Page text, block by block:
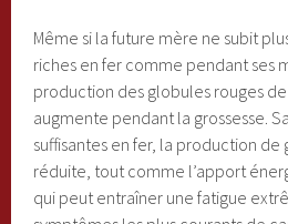
Même si la future mère ne subit
riches en fer comme pendant ses
production des globules rouges
augmente pendant la grossesse.
suffisantes en fer, la production
réduite, tout comme l’apport
qui peut entraîner une fatigue